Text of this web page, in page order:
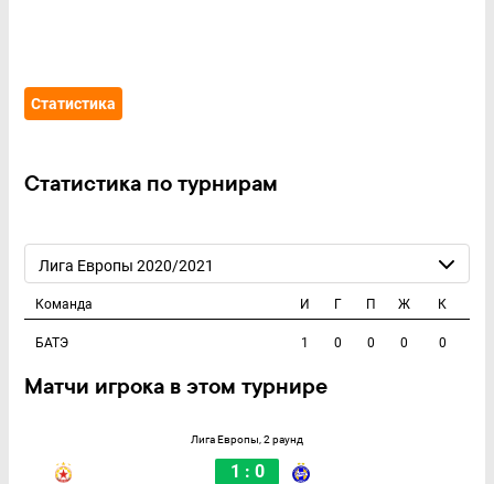
Статистика
Статистика по турнирам
Лига Европы 2020/2021
Команда И Г П Ж К
БАТЭ 1 0 0 0 0
Матчи игрока в этом турнире
Лига Европы, 2 раунд
1 : 0